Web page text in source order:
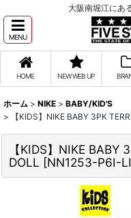
大阪南堀江にあ
MENU
HOME NEW WEB UP
ホーム > NIKE > BABY/KID'S
>
【KIDS】NIKE BABY 3PK
【KIDS】NIKE BABY
DOLL [NN1253-P6I-